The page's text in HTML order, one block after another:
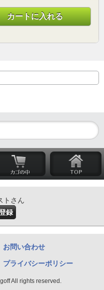
カートに入れる
トさん
録
お問い合わせ
プライバシーポリシー
All rights reserved.